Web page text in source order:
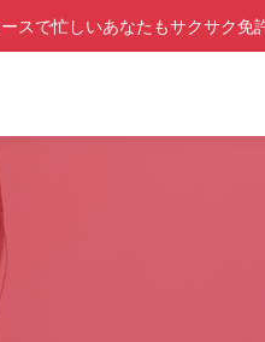
スで忙しいあなたもサクサク免